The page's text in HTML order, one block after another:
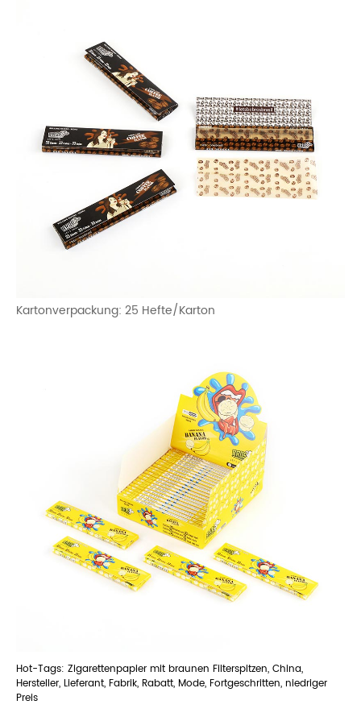
Kartonverpackung: 25 Hefte/Karton
Hot-Tags: Zigarettenpapier mit braunen Filterspitzen, China,
Hersteller, Lieferant, Fabrik, Rabatt, Mode, Fortgeschritten, niedriger
Preis